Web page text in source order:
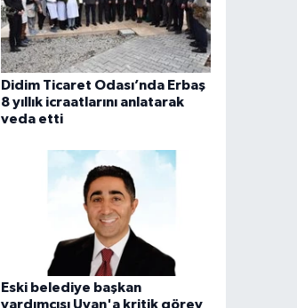
Didim Ticaret Odası’nda Erbaş
8 yıllık icraatlarını anlatarak
veda etti
Eski belediye başkan
yardımcısı Uyan'a kritik görev